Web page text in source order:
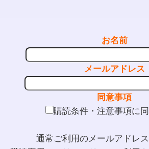
お名前
メールアドレス
同意事項
購読条件・注意事項に
通常ご利用のメールアドレス